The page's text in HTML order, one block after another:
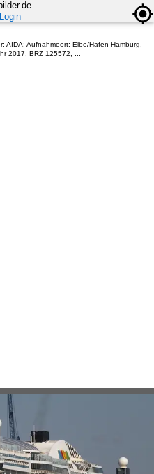
Login
AIDA; Aufnahmeort: Elbe/Hafen Hamburg,
2017, BRZ 125572, ...